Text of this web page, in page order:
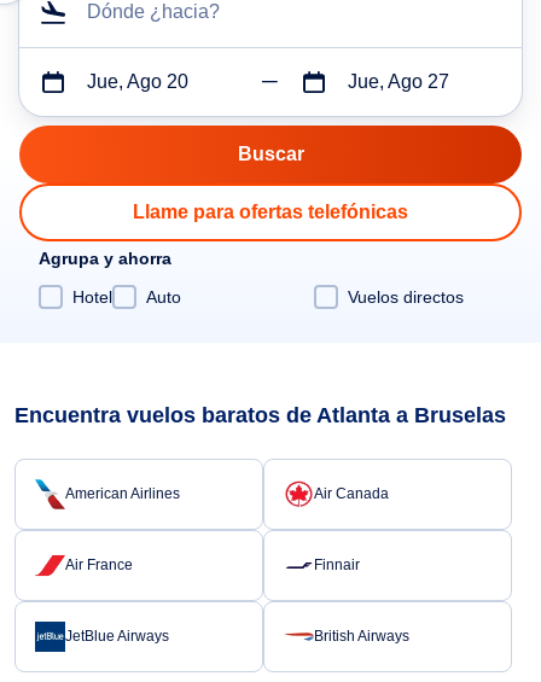
Dónde ¿hacia?
Jue, Ago 20 Jue, Ago 27
Llame para ofertas telefónicas
Agrupa y ahorra
Hotel
Auto Vuelos directos
Encuentra vuelos baratos de Atlanta a Bruselas
American Airlines Air Canada
Air France Finnair
JetBlue Airways British Airways